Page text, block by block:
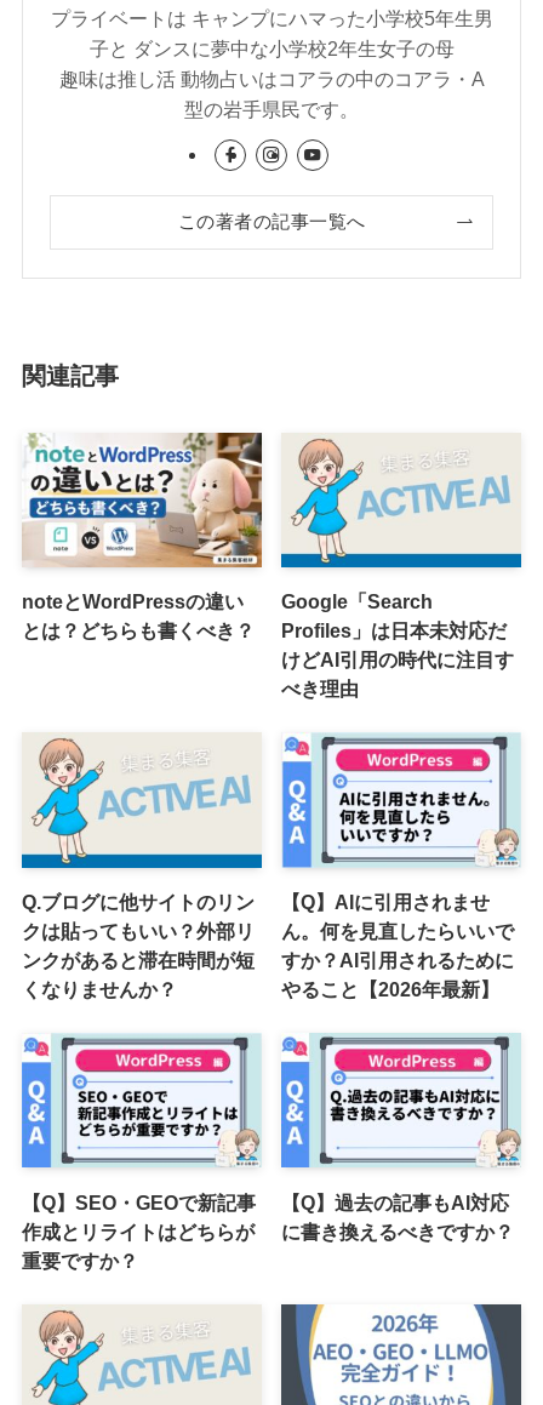
プライベートは キャンプにハマった小学校5年生男
子と ダンスに夢中な小学校2年生女子の母
趣味は推し活 動物占いはコアラの中のコアラ・A
型の岩手県民です。
この著者の記事一覧へ
関連記事
noteとWordPressの違い
とは？どちらも書くべき？
Google「Search
Profiles」は日本未対応だ
けどAI引用の時代に注目す
べき理由
Q.ブログに他サイトのリン
クは貼ってもいい？外部リ
ンクがあると滞在時間が短
くなりませんか？
【Q】AIに引用されませ
ん。何を見直したらいいで
すか？AI引用されるために
やること【2026年最新】
【Q】SEO・GEOで新記事
作成とリライトはどちらが
重要ですか？
【Q】過去の記事もAI対応
に書き換えるべきですか？